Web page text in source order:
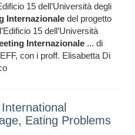
15 dell’Università degli
Internazionale del progetto
15 dell’Università
Internazionale ... di
con i proff. Elisabetta Di
Eating Problems